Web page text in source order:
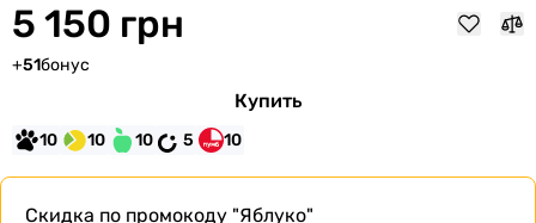
5 150 грн
+51бонус
Купить
10 10 10 5 10
Скидка по промокоду "Яблуко"